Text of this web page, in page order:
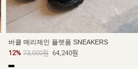
버클 메리제인 플랫폼 SNEAKERS
12% 73,000원 64,240원